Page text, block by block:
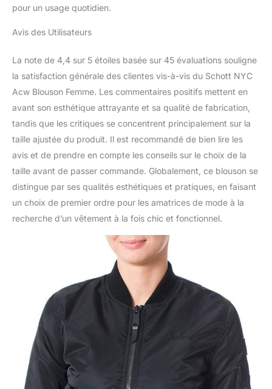
pour un usage quotidien.
Avis des Utilisateurs
La note de 4,4 sur 5 étoiles basée sur 45 évaluations souligne
la satisfaction générale des clientes vis-à-vis du Schott NYC
Acw Blouson Femme. Les commentaires positifs mettent en
avant son esthétique attrayante et sa qualité de fabrication,
tandis que les critiques se concentrent principalement sur la
taille ajustée du produit. Il est recommandé de bien lire les
avis et de prendre en compte les conseils sur le choix de la
taille avant de passer commande. Globalement, ce blouson se
distingue par ses qualités esthétiques et pratiques, en faisant
un choix de premier ordre pour les amatrices de mode à la
recherche d’un vêtement à la fois chic et fonctionnel.